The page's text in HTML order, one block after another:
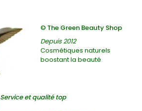
© The Green Beauty Shop
Depuis 2012
Cosmétiques naturels
boostant la beauté
Service et qualité top